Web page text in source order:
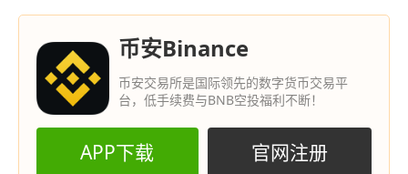
币安Binance
币安交易所是国际领先的数字货币交易平
台，低手续费与BNB空投福利不断！
APP下载 官网注册